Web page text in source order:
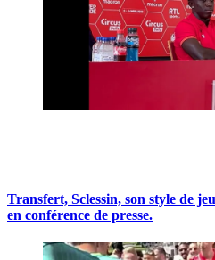
Transfert, Sclessin, son style de
en conférence de presse.